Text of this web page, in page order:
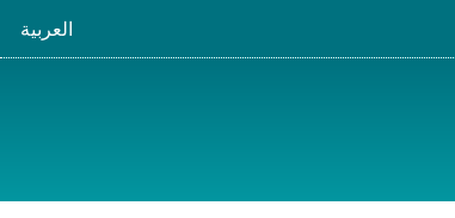
العربية